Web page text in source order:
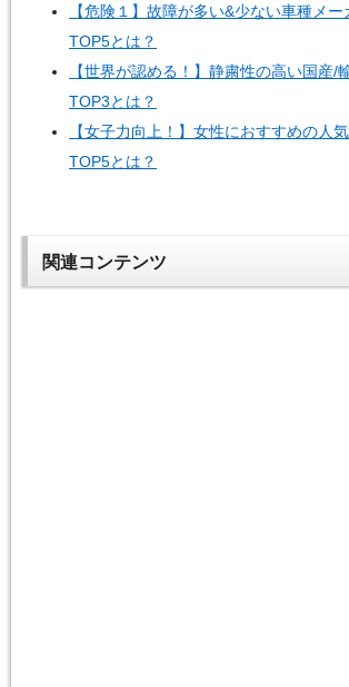
【危険１】故障が多い&少ない車種メ
TOP5とは？
【世界が認める！】静粛性の高い国産/
TOP3とは？
【女子力向上！】女性におすすめの人
TOP5とは？
関連コンテンツ